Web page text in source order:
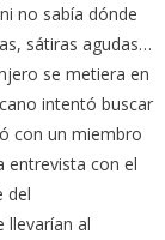
no sabía dónde
sátiras agudas…
se metiera en
intentó buscar
con un miembro
entrevista con el
del
llevarían al